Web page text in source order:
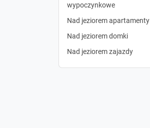
wypoczynkowe
Nad jeziorem apartamenty
Nad jeziorem domki
Nad jeziorem zajazdy